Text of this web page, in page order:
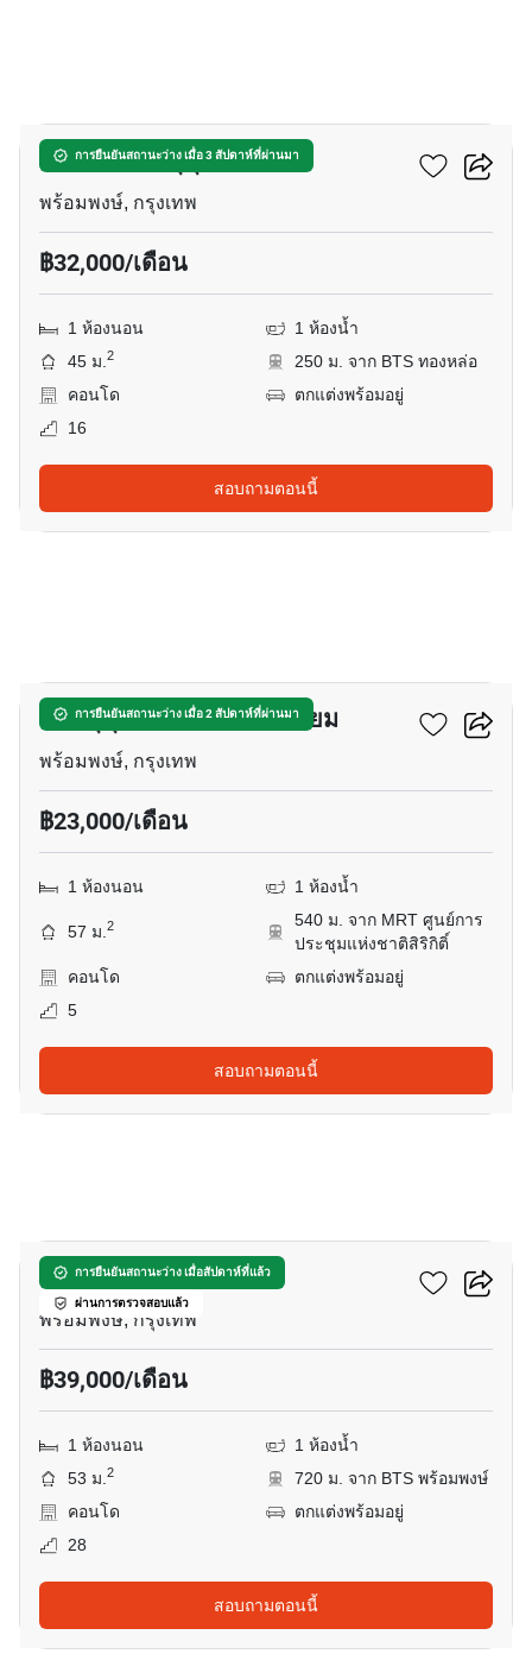
การยืนยันสถานะว่าง เมื่อ 3 สัปดาห์ที่ผ่านมา
เดอะ เครสท์ สุขุมวิท 34
พร้อมพงษ์, กรุงเทพ
฿32,000/เดือน
1 ห้องนอน
1 ห้องน้ำ
45 ม.2
250 ม. จาก BTS ทองหล่อ
คอนโด
ตกแต่งพร้อมอยู่
16
สอบถามตอนนี้
การยืนยันสถานะว่าง เมื่อ 2 สัปดาห์ที่ผ่านมา
โว๊ค สุขุมวิท16 คอนโดมิเนียม
พร้อมพงษ์, กรุงเทพ
฿23,000/เดือน
1 ห้องนอน 1 ห้องน้ำ
57 ม.2
540 ม. จาก MRT ศูนย์การ
ประชุมแห่งชาติสิริกิติ์
คอนโด
ตกแต่งพร้อมอยู่
5
สอบถามตอนนี้
การยืนยันสถานะว่าง เมื่อสัปดาห์ที่แล้ว
ผ่านการตรวจสอบแล้ว
พาร์ค ออริจิ้น พร้อมพงษ์
พร้อมพงษ์, กรุงเทพ
฿39,000/เดือน
1 ห้องนอน
1 ห้องน้ำ
53 ม.2
720 ม. จาก BTS พร้อมพงษ์
คอนโด
ตกแต่งพร้อมอยู่
28
สอบถามตอนนี้